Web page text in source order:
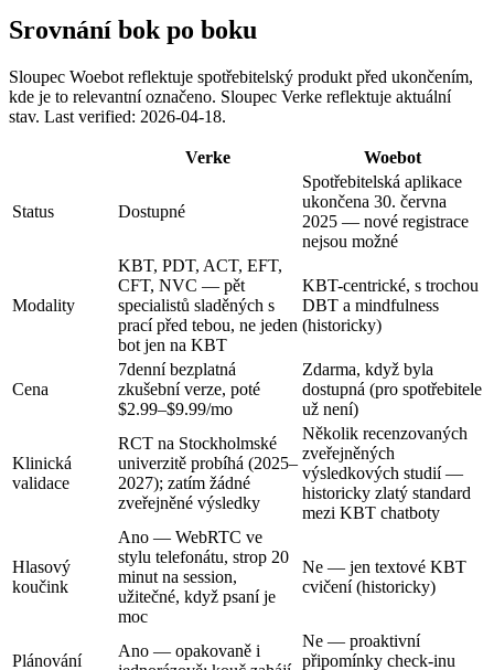
Srovnání bok po boku
Sloupec Woebot reflektuje spotřebitelský produkt před ukončením,
kde je to relevantní označeno. Sloupec Verke reflektuje aktuální
stav. Last verified: 2026-04-18.
Verke Woebot
Status Dostupné
Spotřebitelská aplikace
ukončena 30. června
2025 — nové registrace
nejsou možné
Modality
KBT, PDT, ACT, EFT,
CFT, NVC — pět
specialistů sladěných s
prací před tebou, ne jeden
bot jen na KBT
KBT-centrické, s trochou
DBT a mindfulness
(historicky)
Cena
7denní bezplatná
zkušební verze, poté
$2.99–$9.99/mo
Zdarma, když byla
dostupná (pro spotřebitele
už není)
Klinická
validace
RCT na Stockholmské
univerzitě probíhá (2025–
2027); zatím žádné
zveřejněné výsledky
Několik recenzovaných
zveřejněných
výsledkových studií —
historicky zlatý standard
mezi KBT chatboty
Hlasový
koučink
Ano — WebRTC ve
stylu telefonátu, strop 20
minut na session,
užitečné, když psaní je
moc
Ne — jen textové KBT
cvičení (historicky)
Plánování
Ano — opakovaně i
Ne — proaktivní
připomínky check-inu